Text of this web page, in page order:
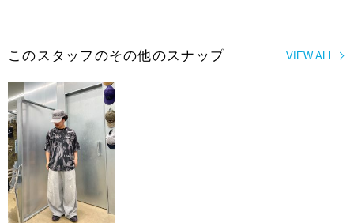
VIEW ALL
このスタッフのその他のスナップ